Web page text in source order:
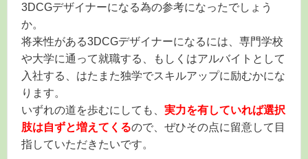
3DCGデザイナーになる為の参考になったでしょう
か。
将来性がある3DCGデザイナーになるには、専門学校
や大学に通って就職する、もしくはアルバイトとして
入社する、はたまた独学でスキルアップに励むかにな
ります。
いずれの道を歩むにしても、 実力を有していれば選択
肢は自ずと増えてくるので、ぜひその点に留意して目
指していただきたいです。